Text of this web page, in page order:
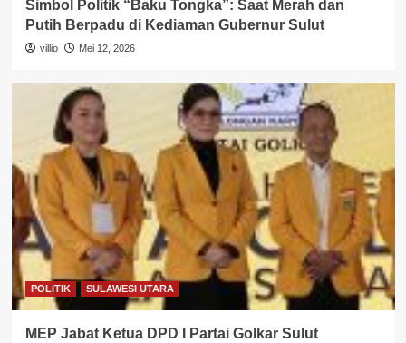
Simbol Politik “Baku Tongka”: Saat Merah dan
Putih Berpadu di Kediaman Gubernur Sulut
villio Mei 12, 2026
POLITIK SULAWESI UTARA
MEP Jabat Ketua DPD I Partai Golkar Sulut